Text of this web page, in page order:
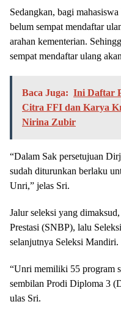
Sedangkan, bagi
belum sempat mendaftar
arahan kementerian.
sempat mendaftar ulang
Baca Juga: Ini Daftar
Citra FFI dan Karya
Nirina Zubir
“Dalam Sak persetujuan
sudah diturunkan berlaku
Unri,” jelas Sri.
Jalur seleksi yang
Prestasi (SNBP), lalu
selanjutnya Seleksi Mandiri.
“Unri memiliki 55 program
sembilan Prodi Diploma 3
ulas Sri.